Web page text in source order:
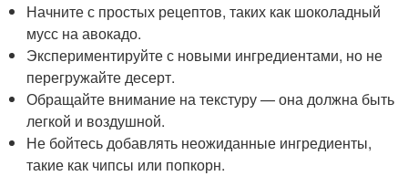
Начните с простых рецептов, таких как шоколадный
мусс на авокадо.
Экспериментируйте с новыми ингредиентами, но не
перегружайте десерт.
Обращайте внимание на текстуру — она должна быть
легкой и воздушной.
Не бойтесь добавлять неожиданные ингредиенты,
такие как чипсы или попкорн.